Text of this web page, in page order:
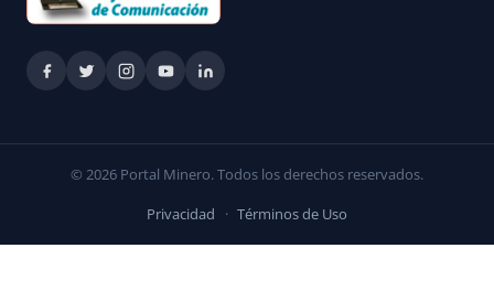
© 2026 Portal Minero. Todos los derechos reservados.
Privacidad · Términos de Uso